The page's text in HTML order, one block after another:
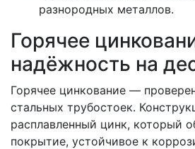
разнородных металлов.
Горячее
надёжность на
Горячее цинкование —
стальных трубостоек.
расплавленный цинк, который
покрытие, устойчивое к